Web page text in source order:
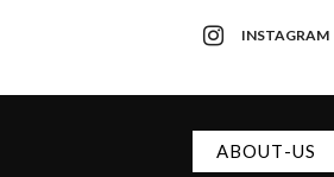
INSTAGRAM
ABOUT-US